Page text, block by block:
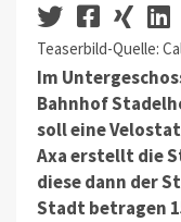
Teaserbild-Quelle:
Im
Bahnhof
soll eine
Axa erstellt die
diese dann der
Stadt betragen